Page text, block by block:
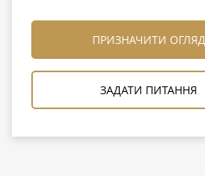
ПРИЗНАЧИТИ ОГЛЯД
ЗАДАТИ ПИТАННЯ